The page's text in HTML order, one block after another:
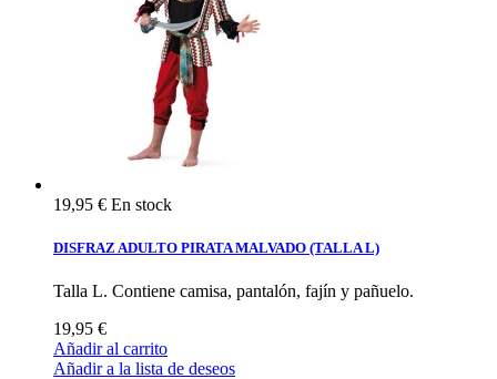
19,95 € En stock
DISFRAZ ADULTO PIRATA MALVADO (TALLA L)
Talla L. Contiene camisa, pantalón, fajín y pañuelo.
19,95 €
Añadir al carrito
Añadir a la lista de deseos